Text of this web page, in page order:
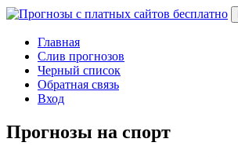
Перейти
содержимому
Прогнозы с платных сайтов бесплатно
Слив прогнозов с платных VIP каналов
Главная
Слив прогнозов
Черный список
Обратная связь
Вход
Прогнозы на спорт